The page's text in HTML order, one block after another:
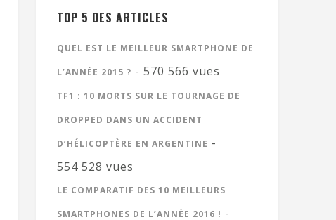
TOP 5 DES ARTICLES
QUEL EST LE MEILLEUR SMARTPHONE DE
L’ANNÉE 2015 ? - 570 566 vues
TF1 : 10 MORTS SUR LE TOURNAGE DE
DROPPED DANS UN ACCIDENT
D’HÉLICOPTÈRE EN ARGENTINE -
554 528 vues
LE COMPARATIF DES 10 MEILLEURS
SMARTPHONES DE L’ANNÉE 2016 ! -